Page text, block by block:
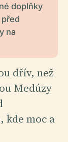
doplňky
na
dřív, než
Medúzy
kde moc a